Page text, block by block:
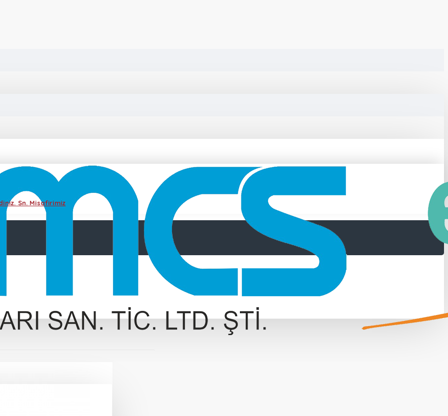
Sn. Misafirimiz